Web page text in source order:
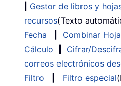
Gestor de libros y
recursos(Texto
Fecha
Combinar
Cálculo
Cifrar/
correos electrónicos
Filtro
Filtro especial